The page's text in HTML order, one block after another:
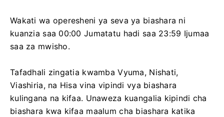
Wakati wa operesheni ya seva ya biashara ni
kuanzia saa 00:00 Jumatatu hadi saa 23:59 Ijumaa
saa za mwisho.
Tafadhali zingatia kwamba Vyuma, Nishati,
Viashiria, na Hisa vina vipindi vya biashara
kulingana na kifaa. Unaweza kuangalia kipindi cha
biashara kwa kifaa maalum cha biashara katika